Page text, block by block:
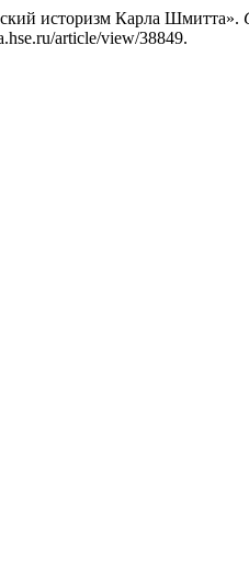
историзм Карла Шмитта».
article/view/38849.